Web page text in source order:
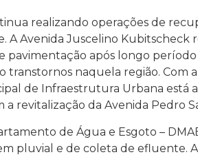
realizando operações de
A Avenida Juscelino Kubitscheck
pavimentação após longo
transtornos naquela região. Com
de Infraestrutura Urbana está
revitalização da Avenida Pedro
de Água e Esgoto –
pluvial e de coleta de efluente.